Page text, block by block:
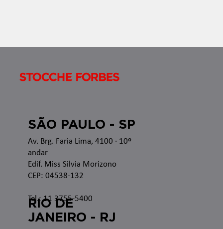
Av. Brg. Faria Lima, 4100 · 10º
andar
Edif. Miss Silvia Morizono
CEP: 04538-132
Tel.: 11 3755-5400
SÃO PAULO - SP
RIO DE
JANEIRO - RJ